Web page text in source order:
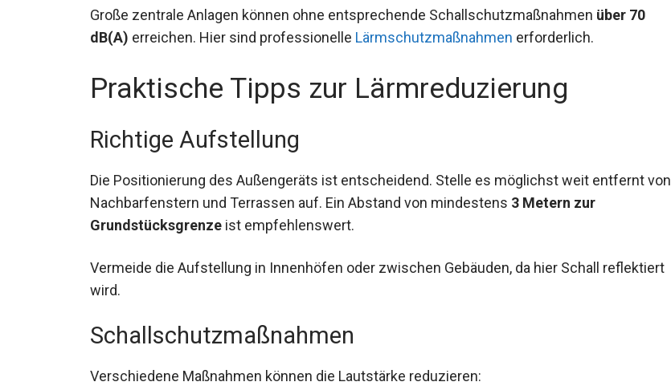
Große zentrale Anlagen können ohne entsprechende Schallschutzmaßnahmen über 70
dB(A) erreichen. Hier sind professionelle Lärmschutzmaßnahmen erforderlich.
Praktische Tipps zur Lärmreduzierung
Richtige Aufstellung
Die Positionierung des Außengeräts ist entscheidend. Stelle es möglichst weit entfernt von
Nachbarfenstern und Terrassen auf. Ein Abstand von mindestens 3 Metern zur
Grundstücksgrenze ist empfehlenswert.
Vermeide die Aufstellung in Innenhöfen oder zwischen Gebäuden, da hier Schall reflektiert
wird.
Schallschutzmaßnahmen
Verschiedene Maßnahmen können die Lautstärke reduzieren: